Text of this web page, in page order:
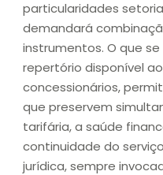
particularidades
demandará
instrumentos. O que
repertório disponível
concessionários,
que preservem
tarifária, a saúde
continuidade do
jurídica, sempre